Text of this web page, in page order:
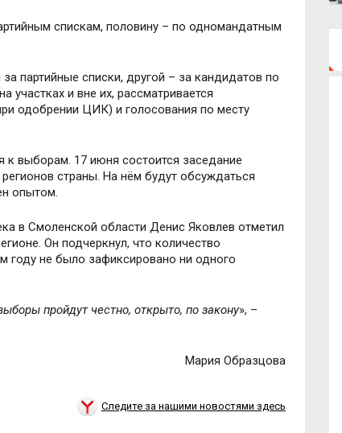
спискам, половину – по одномандатным
партийные списки, другой – за кандидатов по
и вне их, рассматривается
одобрении ЦИК) и голосования по месту
к выборам. 17 июня состоится заседание
страны. На нём будут обсуждаться
опытом.
в Смоленской области Денис Яковлев отметил
Он подчеркнул, что количество
году не было зафиксировано ни одного
пройдут честно, открыто, по закону», –
Мария Образцова
Следите за нашими новостями здесь